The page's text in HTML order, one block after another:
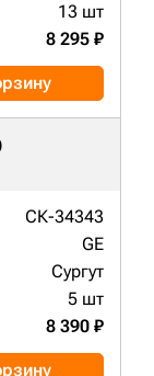
13 шт
8 295 ₽
СК-34343
GE
Сургут
5 шт
8 390 ₽